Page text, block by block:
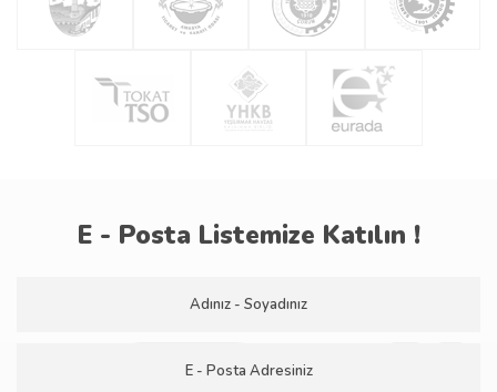
E - Posta Listemize Katılın !